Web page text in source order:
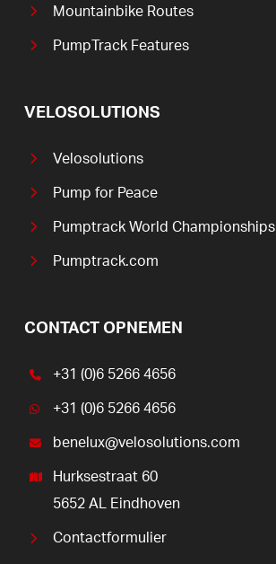
Mountainbike Routes
PumpTrack Features
VELOSOLUTIONS
Velosolutions
Pump for Peace
Pumptrack World Championships
Pumptrack.com
CONTACT OPNEMEN
+31 (0)6 5266 4656
+31 (0)6 5266 4656
benelux@velosolutions.com
Hurksestraat 60
5652 AL Eindhoven
Contactformulier